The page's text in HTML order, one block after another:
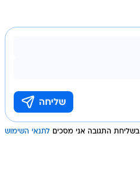
בשליחת התגובה אני מסכים לתנאי השימוש